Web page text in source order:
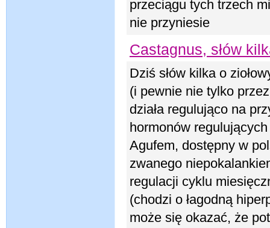
przeciągu tych trzech
nie przyniesie
Castagnus, słów
Dziś słów kilka o
(i pewnie nie tylko
działa regulująco na
hormonów
Agufem, dostępny w
zwanego
regulacji cyklu
(chodzi o łagodną
może się okazać, że